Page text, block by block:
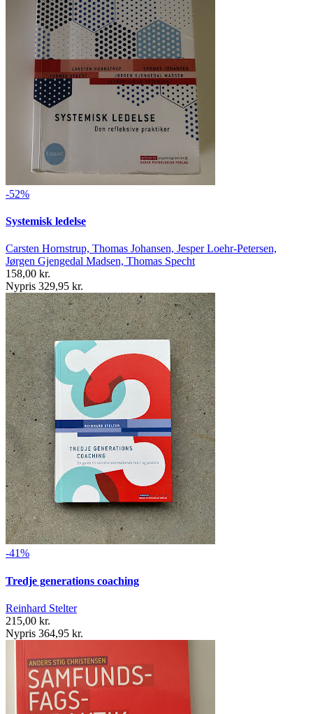
-52%
Systemisk ledelse
Carsten Hornstrup, Thomas Johansen, Jesper Loehr-Petersen,
Jørgen Gjengedal Madsen, Thomas Specht
158,00 kr.
Nypris 329,95 kr.
-41%
Tredje generations coaching
Reinhard Stelter
215,00 kr.
Nypris 364,95 kr.